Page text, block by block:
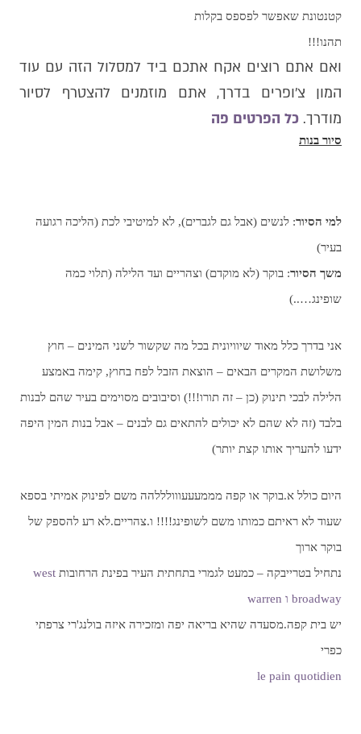
קטנטונת שאפשר לפספס בקלות
תהנו!!!
ואם אתם רוצים אקח אתכם ביד למסלול הזה עם עוד
המון צ׳ופרים בדרך, אתם מוזמנים להצטרף לסיור
מודרך. כל הפרטים פה
סיור בנות
למי הסיור: לנשים (אבל גם לגברים), לא למיטיבי לכת (הליכה רגועה
בעיר)
משך הסיור: בוקר (לא מוקדם) וצהריים ועד הלילה (תלוי כמה
שופינג…..)
אני בדרך כלל מאוד שיוויונית בכל מה שקשור לשני המינים – חוץ
משלושת המקרים הבאים – הוצאת הזבל לפח בחוץ, קימה באמצע
הלילה לבכי תינוק (כן – זה תורו!!!) וסיבובים מסוימים בעיר שהם לבנות
בלבד (זה לא שהם לא יכולים להתאים גם לבנים – אבל בנות המין היפה
ידעו להעריך אותו קצת יותר)
היום כולל א.בוקר או קפה מממעעעווולללהה משם לפינוק אמיתי בספא
שעוד לא ראיתם כמותו משם לשופינג!!!! ו.צהריים.לא רע להספק של
בוקר ארוך
נתחיל בטרייבקה – כמעט לגמרי בתחתית העיר בפינת הרחובותwest
broadway ו warren
יש בית קפה.מסעדה שהיא בריאה יפה ומזכירה איזה בולנג'רי צרפתי
כפרי
le pain quotidien